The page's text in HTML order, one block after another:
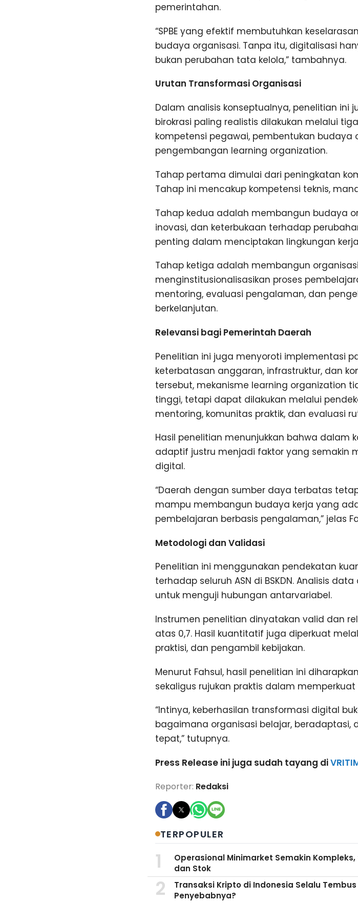
pemerintahan.
“SPBE yang efektif membutuhkan
budaya organisasi. Tanpa itu, digitalisasi
bukan perubahan tata kelola,” tambahnya.
Urutan Transformasi Organisasi
Dalam analisis konseptualnya, penelitian
birokrasi paling realistis dilakukan melalui
kompetensi pegawai, pembentukan budaya
pengembangan learning organization.
Tahap pertama dimulai dari peningkatan
Tahap ini mencakup kompetensi teknis,
Tahap kedua adalah membangun budaya
inovasi, dan keterbukaan terhadap
penting dalam menciptakan lingkungan
Tahap ketiga adalah membangun
menginstitusionalisasikan proses
mentoring, evaluasi pengalaman, dan
berkelanjutan.
Relevansi bagi Pemerintah Daerah
Penelitian ini juga menyoroti implementasi
keterbatasan anggaran, infrastruktur, dan
tersebut, mekanisme learning organization
tinggi, tetapi dapat dilakukan melalui
mentoring, komunitas praktik, dan evaluasi
Hasil penelitian menunjukkan bahwa dalam
adaptif justru menjadi faktor yang semakin
digital.
“Daerah dengan sumber daya terbatas
mampu membangun budaya kerja yang
pembelajaran berbasis pengalaman,” jelas
Metodologi dan Validasi
Penelitian ini menggunakan pendekatan
terhadap seluruh ASN di BSKDN. Analisis
untuk menguji hubungan antarvariabel.
Instrumen penelitian dinyatakan valid dan
atas 0,7. Hasil kuantitatif juga diperkuat
praktisi, dan pengambil kebijakan.
Menurut Fahsul, hasil penelitian ini
sekaligus rujukan praktis dalam memperkuat
“Intinya, keberhasilan transformasi digital
bagaimana organisasi belajar,
tepat,” tutupnya.
Press Release ini juga sudah tayang di
Reporter: Redaksi
TERPOPULER
Operasional Minimarket Semakin
dan Stok
Transaksi Kripto di Indonesia Selalu
Penyebabnya?